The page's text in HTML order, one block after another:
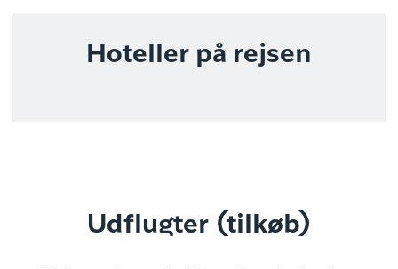
Hoteller på rejsen
Udflugter (tilkøb)